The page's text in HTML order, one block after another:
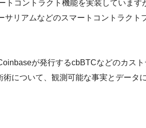
コントラクト機能を実装しています
リアムなどのスマートコントラクト
が発行するcbBTCなどのカス
について、観測可能な事実とデータ